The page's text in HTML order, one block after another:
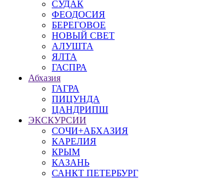
СУДАК
ФЕОДОСИЯ
БЕРЕГОВОЕ
НОВЫЙ СВЕТ
АЛУШТА
ЯЛТА
ГАСПРА
Абхазия
ГАГРА
ПИЦУНДА
ЦАНДРИПШ
ЭКСКУРСИИ
СОЧИ+АБХАЗИЯ
КАРЕЛИЯ
КРЫМ
КАЗАНЬ
САНКТ ПЕТЕРБУРГ